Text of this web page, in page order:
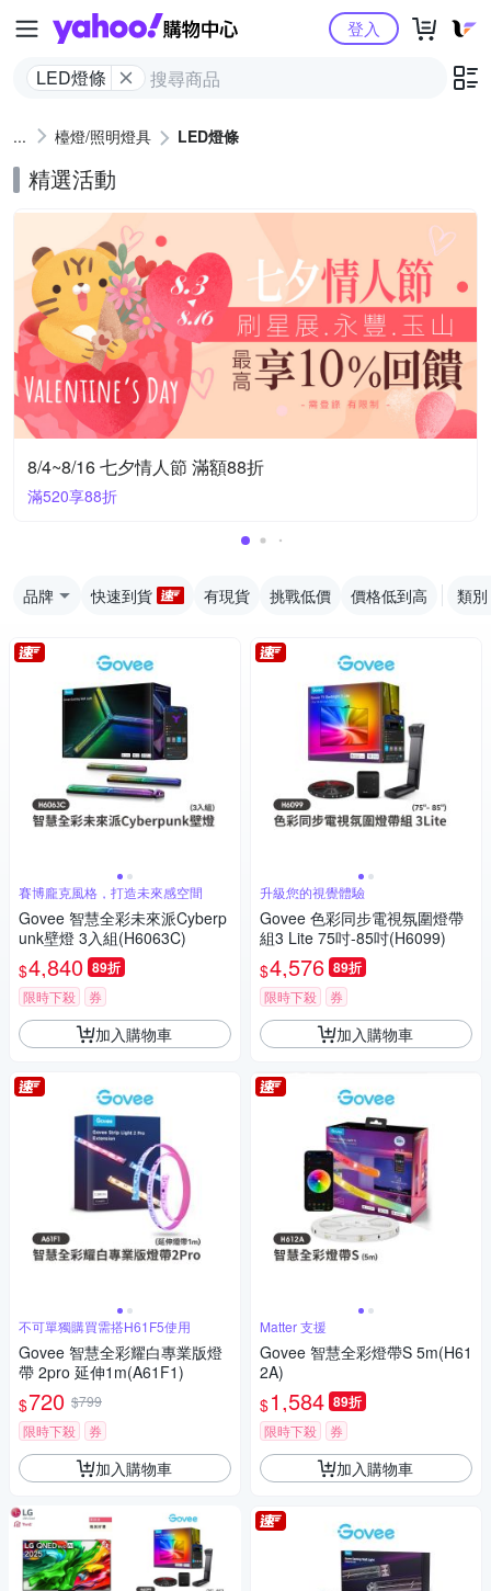
Yahoo購物中心
LED燈條
登入
檯燈/照明燈具 LED燈條
精選活動
8/4~8/16 七夕情人節 滿額88折
滿520享88折
品牌 快速到貨 有現貨 挑戰低價 價格低到高 類別
賽博龐克風格，打造未來感空間
Govee 智慧全彩未來派Cyberp
unk壁燈 3入組(H6063C)
$4,840 89折
限時下殺 券
加入購物車
不可單獨購買需搭H61F5使用
Govee 智慧全彩耀白專業版燈
帶 2pro 延伸1m(A61F1)
$720 $799
限時下殺
券
加入購物車
升級您的視覺體驗
Govee 色彩同步電視氛圍燈帶
組3 Lite 75吋-85吋(H6099)
$4,576 89折
限時下殺 券
加入購物車
Matter 支援
Govee 智慧全彩燈帶S 5m(H61
2A)
$1,584 89折
限時下殺 券
加入購物車